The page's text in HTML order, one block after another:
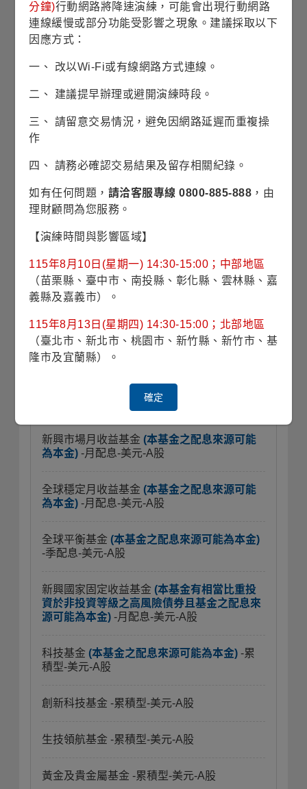
投資展望 (本資料將於每月月底更新)
全球當地公債可受惠於資金普遍寬鬆
加上龐大債務負擔，使市場不再以美元資產
為尊 、分散投資需求更盛
美元獨強環境鬆
動下， 可望擴大全球當地公債換成美元的匯
精選基金
穩定月收益基金
為本金) -月配息-美元-A股
公司債基金(本基金主要係投資於非投資等級
募性質債券且基金之配息來源可能為本金)
新興市場月收益基金 (本基金之配息來源可能
為本金) -月配息-美元-A股
全球穩定月收益基金 (本基金之配息來源可能
為本金) -月配息-美元-A股
全球平衡基金 (本基金之配息來源可能為本金)
-季配息-美元-A股
新興國家固定收益基金 (本基金有相當比重投
資於非投資等級之高風險債券且基金之配息來
源可能為本金) -月配息-美元-A股
科技基金 (本基金之配息來源可能為本金) -累
積型-美元-A股
創新科技基金 -累積型-美元-A股
生技領航基金 -累積型-美元-A股
黃金及貴金屬基金 -累積型-美元-A股
分鐘)行動網路將降速演練，可能會出現行動網路
連線緩慢或部分功能受影響之現象。建議採取以下
因應方式：
一、 改以Wi-Fi或有線網路方式連線。
二、 建議提早辦理或避開演練時段。
三、 請留意交易情況，避免因網路延遲而重複操
作
四、 請務必確認交易結果及留存相關紀錄。
如有任何問題， 請洽客服專線 0800-885-888 ，由
理財顧問為您服務。
【演練時間與影響區域】
115年8月10日(星期一) 14:30-15:00；中部地區
（苗栗縣、臺中市、南投縣、彰化縣、雲林縣、嘉
義縣及嘉義市）。
115年8月13日(星期四) 14:30-15:00；北部地區
（臺北市、新北市、桃園市、新竹縣、新竹市、基
隆市及宜蘭縣）。
確定